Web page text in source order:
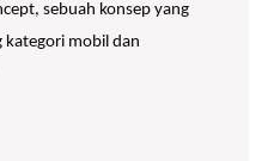
sebuah konsep yang
kategori mobil dan